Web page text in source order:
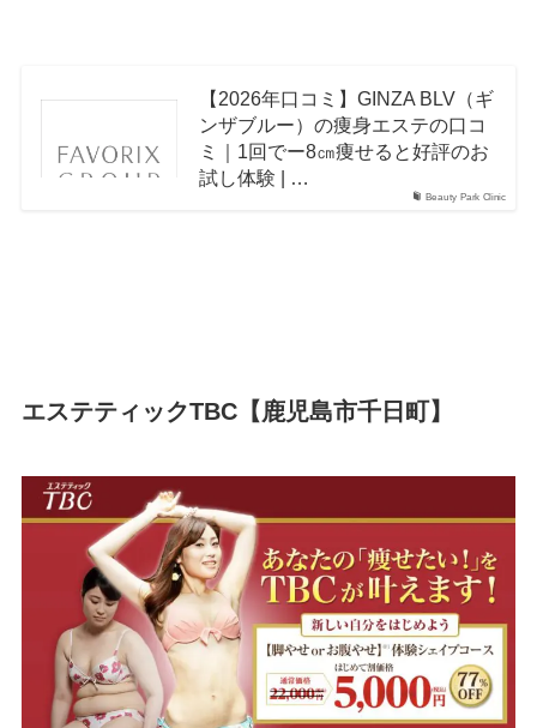
Beauty Park Clinic
【2026年口コミ】GINZA BLV（ギ
ンザブルー）の痩身エステの口コ
ミ｜1回でー8㎝痩せると好評のお
試し体験 | …
エステティックTBC【鹿児島市千日町】